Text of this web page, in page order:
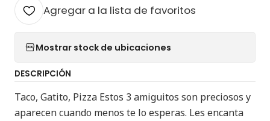
Agregar a la lista de favoritos
Mostrar stock de ubicaciones
DESCRIPCIÓN
Taco, Gatito, Pizza Estos 3 amiguitos son preciosos y
aparecen cuando menos te lo esperas. Les encanta